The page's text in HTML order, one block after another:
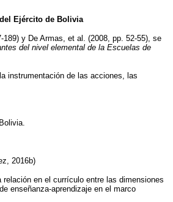
Ejército de Bolivia
y De Armas, et al. (2008, pp. 52-55), se
del nivel elemental de la Escuelas de
instrumentación de las acciones, las
2016b)
en el currículo entre las dimensiones
enseñanza-aprendizaje en el marco